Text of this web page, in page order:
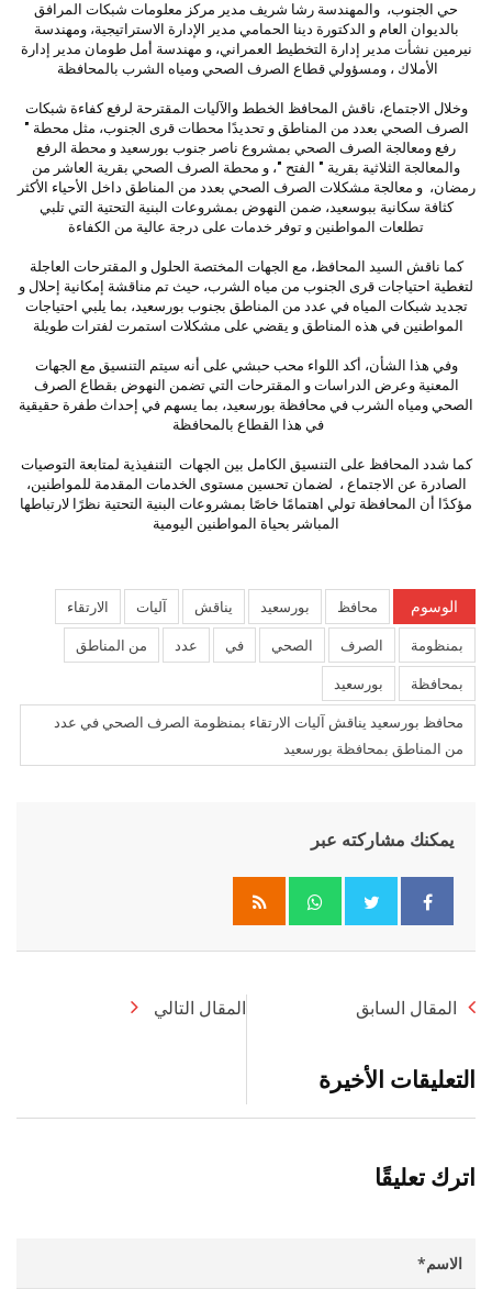
حي الجنوب، والمهندسة رشا شريف مدير مركز معلومات شبكات المرافق
بالديوان العام و الدكتورة دينا الحمامي مدير الإدارة الاستراتيجية، ومهندسة
نيرمين نشأت مدير إدارة التخطيط العمراني، و مهندسة أمل طومان مدير إدارة
الأملاك ، ومسؤولي قطاع الصرف الصحي ومياه الشرب بالمحافظة
وخلال الاجتماع، ناقش المحافظ الخطط والآليات المقترحة لرفع كفاءة شبكات
الصرف الصحي بعدد من المناطق و تحديدًا محطات قرى الجنوب، مثل محطة "
رفع ومعالجة الصرف الصحي بمشروع ناصر جنوب بورسعيد و محطة الرفع
والمعالجة الثلاثية بقرية " الفتح "، و محطة الصرف الصحي بقرية العاشر من
رمضان، و معالجة مشكلات الصرف الصحي بعدد من المناطق داخل الأحياء الأكثر
كثافة سكانية ببوسعيد، ضمن النهوض بمشروعات البنية التحتية التي تلبي
تطلعات المواطنين و توفر خدمات على درجة عالية من الكفاءة
كما ناقش السيد المحافظ، مع الجهات المختصة الحلول و المقترحات العاجلة
لتغطية احتياجات قرى الجنوب من مياه الشرب، حيث تم مناقشة إمكانية إحلال و
تجديد شبكات المياه في عدد من المناطق بجنوب بورسعيد، بما يلبي احتياجات
المواطنين في هذه المناطق و يقضي على مشكلات استمرت لفترات طويلة
وفي هذا الشأن، أكد اللواء محب حبشي على أنه سيتم التنسيق مع الجهات
المعنية وعرض الدراسات و المقترحات التي تضمن النهوض بقطاع الصرف
الصحي ومياه الشرب في محافظة بورسعيد، بما يسهم في إحداث طفرة حقيقية
في هذا القطاع بالمحافظة
كما شدد المحافظ على التنسيق الكامل بين الجهات التنفيذية لمتابعة التوصيات
الصادرة عن الاجتماع ، لضمان تحسين مستوى الخدمات المقدمة للمواطنين،
مؤكدًا أن المحافظة تولي اهتمامًا خاصًا بمشروعات البنية التحتية نظرًا لارتباطها
المباشر بحياة المواطنين اليومية
الوسوم محافظ بورسعيد يناقش آليات
الارتقاء
بمنظومة
الصرف الصحي في عدد
من المناطق
بمحافظة
بورسعيد
محافظ بورسعيد يناقش آليات الارتقاء بمنظومة الصرف الصحي في عدد
من المناطق بمحافظة بورسعيد
يمكنك مشاركته عبر
Whatsapp
المقال السابق المقال التالي
التعليقات الأخيرة
اترك تعليقًا